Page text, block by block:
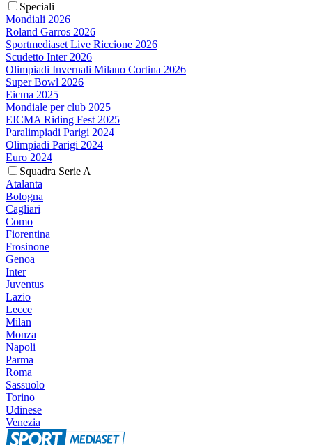
Speciali
Mondiali 2026
Roland Garros 2026
Sportmediaset Live Riccione 2026
Scudetto Inter 2026
Olimpiadi Invernali Milano Cortina 2026
Super Bowl 2026
Eicma 2025
Mondiale per club 2025
EICMA Riding Fest 2025
Paralimpiadi Parigi 2024
Olimpiadi Parigi 2024
Euro 2024
Squadra Serie A
Atalanta
Bologna
Cagliari
Como
Fiorentina
Frosinone
Genoa
Inter
Juventus
Lazio
Lecce
Milan
Monza
Napoli
Parma
Roma
Sassuolo
Torino
Udinese
Venezia